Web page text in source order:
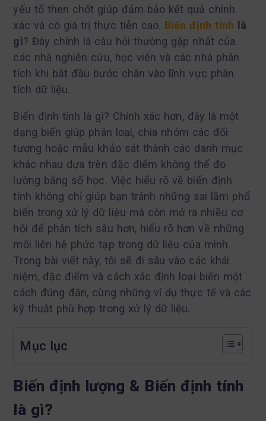
yếu tố then chốt giúp đảm bảo kết quả chính
xác và có giá trị thực tiễn cao. Biến định tính là
gì? Đây chính là câu hỏi thường gặp nhất của
các nhà nghiên cứu, học viên và các nhà phân
tích khi bắt đầu bước chân vào lĩnh vực phân
tích dữ liệu.
Biến định tính là gì? Chính xác hơn, đây là một
dạng biến giúp phân loại, chia nhóm các đối
tượng hoặc mẫu khảo sát thành các danh mục
khác nhau dựa trên đặc điểm không thể đo
lường bằng số học. Việc hiểu rõ về biến định
tính không chỉ giúp bạn tránh những sai lầm phổ
biến trong xử lý dữ liệu mà còn mở ra nhiều cơ
hội để phân tích sâu hơn, hiểu rõ hơn về những
mối liên hệ phức tạp trong dữ liệu của mình.
Trong bài viết này, tôi sẽ đi sâu vào các khái
niệm, đặc điểm và cách xác định loại biến một
cách đúng đắn, cùng những ví dụ thực tế và các
kỹ thuật phù hợp trong xử lý dữ liệu.
Mục lục
Biến định lượng & Biến định tính
là gì?